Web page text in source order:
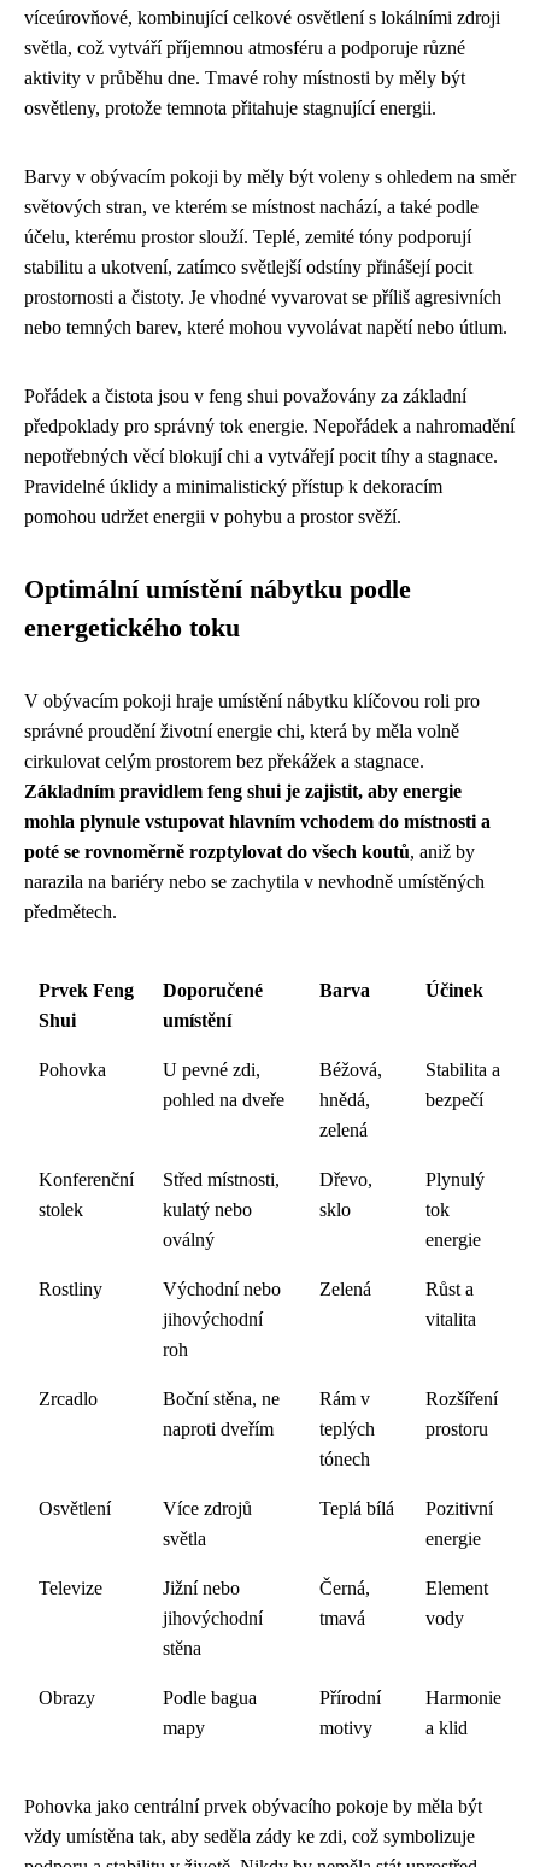
víceúrovňové, kombinující celkové osvětlení s lokálními zdroji
světla, což vytváří příjemnou atmosféru a podporuje různé
aktivity v průběhu dne. Tmavé rohy místnosti by měly být
osvětleny, protože temnota přitahuje stagnující energii.
Barvy v obývacím pokoji by měly být voleny s ohledem na směr
světových stran, ve kterém se místnost nachází, a také podle
účelu, kterému prostor slouží. Teplé, zemité tóny podporují
stabilitu a ukotvení, zatímco světlejší odstíny přinášejí pocit
prostornosti a čistoty. Je vhodné vyvarovat se příliš agresivních
nebo temných barev, které mohou vyvolávat napětí nebo útlum.
Pořádek a čistota jsou v feng shui považovány za základní
předpoklady pro správný tok energie. Nepořádek a nahromadění
nepotřebných věcí blokují chi a vytvářejí pocit tíhy a stagnace.
Pravidelné úklidy a minimalistický přístup k dekoracím
pomohou udržet energii v pohybu a prostor svěží.
Optimální umístění nábytku podle
energetického toku
V obývacím pokoji hraje umístění nábytku klíčovou roli pro
správné proudění životní energie chi, která by měla volně
cirkulovat celým prostorem bez překážek a stagnace.
Základním pravidlem feng shui je zajistit, aby energie
mohla plynule vstupovat hlavním vchodem do místnosti a
poté se rovnoměrně rozptylovat do všech koutů, aniž by
narazila na bariéry nebo se zachytila v nevhodně umístěných
předmětech.
Prvek Feng
Shui
Doporučené
umístění
Barva Účinek
Pohovka
U pevné zdi,
pohled na dveře
Béžová,
hnědá,
zelená
Stabilita a
bezpečí
Konferenční
stolek
Střed místnosti,
kulatý nebo
oválný
Dřevo,
sklo
Plynulý
tok
energie
Rostliny
Východní nebo
jihovýchodní
roh
Zelená
Růst a
vitalita
Zrcadlo
Boční stěna, ne
naproti dveřím
Rám v
teplých
tónech
Rozšíření
prostoru
Osvětlení
Více zdrojů
světla
Teplá bílá
Pozitivní
energie
Televize
Jižní nebo
jihovýchodní
stěna
Černá,
tmavá
Element
vody
Obrazy
Podle bagua
mapy
Přírodní
motivy
Harmonie
a klid
Pohovka jako centrální prvek obývacího pokoje by měla být
vždy umístěna tak, aby seděla zády ke zdi, což symbolizuje